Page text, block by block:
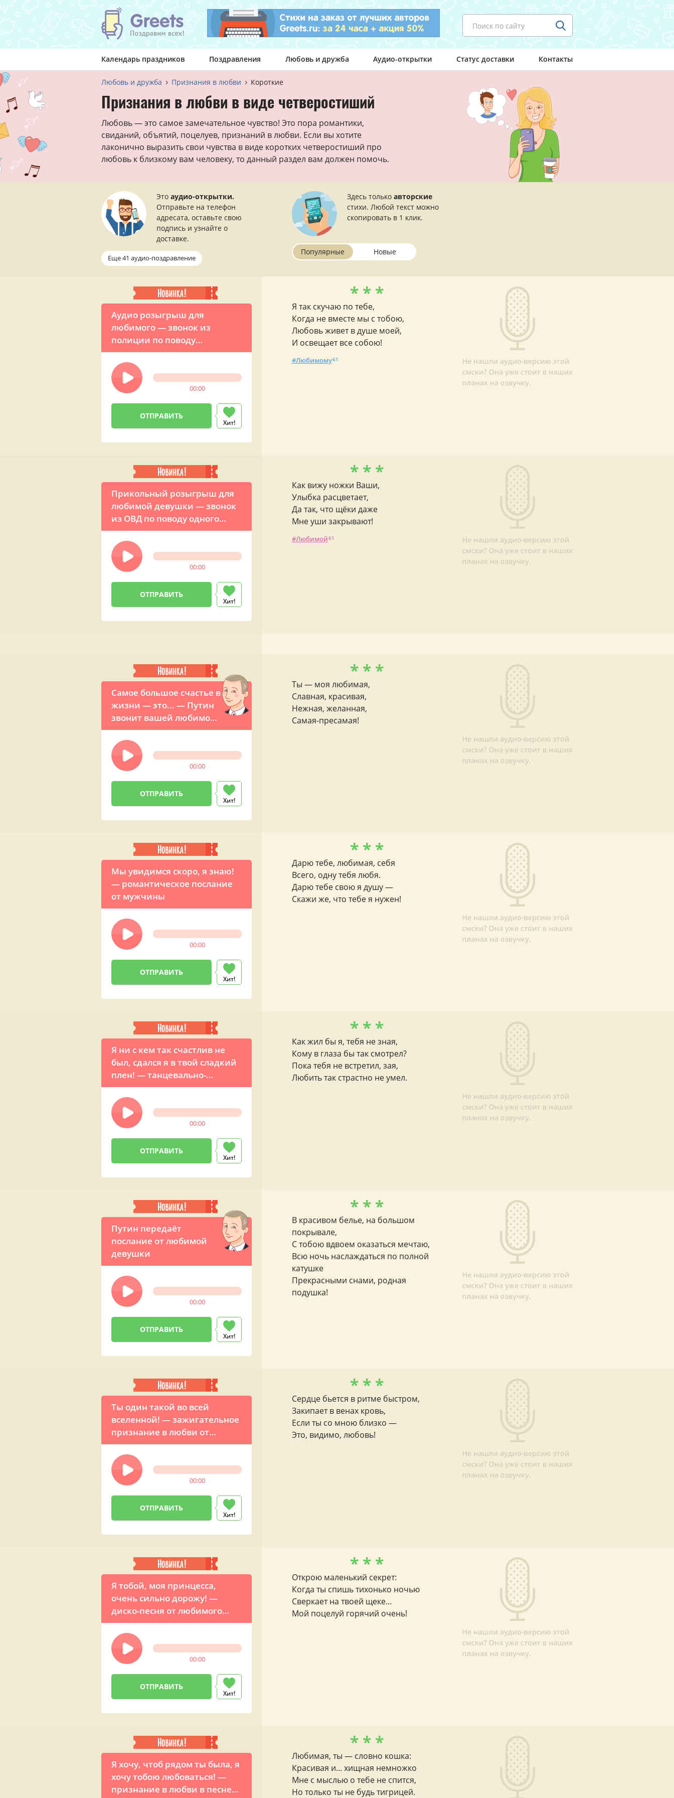
Поиск по сайту
Календарь праздников Поздравления Любовь и дружба Аудио-открытки Статус доставки Контакты
Любовь и дружба Признания в любви Короткие
Признания в любви в виде четверостиший
Любовь — это самое замечательное чувство! Это пора романтики,
свиданий, объятий, поцелуев, признаний в любви. Если вы хотите
лаконично выразить свои чувства в виде коротких четверостиший про
любовь к близкому вам человеку, то данный раздел вам должен помочь.
Это аудио-открытки.
Отправьте на телефон
адресата, оставьте свою
подпись и узнайте о
доставке.
Еще 41 аудио-поздравление
Здесь только авторские
стихи. Любой текст можно
скопировать в 1 клик.
Популярные Новые
Аудио розыгрыш для
любимого — звонок из
полиции по поводу
украденного сердца
00:00
Хит!
* * *
Я так скучаю по тебе,
Когда не вместе мы с тобою,
Любовь живет в душе моей,
И освещает все собою!
Любимому61
Прикольный розыгрыш для
любимой девушки — звонок
из ОВД по поводу одного
расследования
00:00
Хит!
* * *
Как вижу ножки Ваши,
Улыбка расцветает,
Да так, что щёки даже
Мне уши закрывают!
Любимой61
Самое большое счастье в
жизни — это... — Путин
звонит вашей любимой
с необычным
признанием в любви
00:00
Хит!
* * *
Ты — моя любимая,
Славная, красивая,
Нежная, желанная,
Самая-пресамая!
Мы увидимся скоро, я знаю!
— романтическое послание
от мужчины
00:00
Хит!
* * *
Дарю тебе, любимая, себя
Всего, одну тебя любя.
Дарю тебе свою я душу —
Скажи же, что тебе я нужен!
Я ни с кем так счастлив не
был, сдался я в твой сладкий
плен! — танцевально-
музыкальное признание для
девушки
00:00
Хит!
* * *
Как жил бы я, тебя не зная,
Кому в глаза бы так смотрел?
Пока тебя не встретил, зая,
Любить так страстно не умел.
Путин передаёт
послание от любимой
девушки
00:00
Хит!
* * *
В красивом белье, на большом
покрывале,
С тобою вдвоем оказаться мечтаю,
Всю ночь наслаждаться по полной
катушке
Прекрасными снами, родная
подушка!
Ты один такой во всей
вселенной! — зажигательное
признание в любви от
девушки
00:00
Хит!
* * *
Сердце бьется в ритме быстром,
Закипает в венах кровь,
Если ты со мною близко —
Это, видимо, любовь!
Я тобой, моя принцесса,
очень сильно дорожу! —
диско-песня от любимого
мужчины
00:00
Хит!
* * *
Открою маленький секрет:
Когда ты спишь тихонько ночью
Сверкает на твоей щеке...
Мой поцелуй горячий очень!
Я хочу, чтоб рядом ты была, я
хочу тобою любоваться! —
признание в любви в песне
* * *
Любимая, ты — словно кошка:
Красивая и... хищная немножко
Мне с мыслью о тебе не спится,
Но только ты не будь тигрицей.